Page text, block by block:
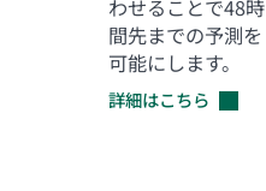
わせることで48時
間先までの予測を
可能にします。
詳細はこちら